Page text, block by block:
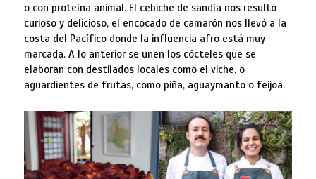
o con proteína animal. El cebiche de sandía nos resultó
curioso y delicioso, el encocado de camarón nos llevó a la
costa del Pacífico donde la influencia afro está muy
marcada. A lo anterior se unen los cócteles que se
elaboran con destilados locales como el viche, o
aguardientes de frutas, como piña, aguaymanto o feijoa.